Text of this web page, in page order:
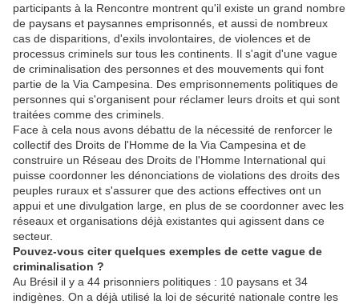
participants à la Rencontre montrent qu'il existe un grand nombre
de paysans et paysannes emprisonnés, et aussi de nombreux
cas de disparitions, d'exils involontaires, de violences et de
processus criminels sur tous les continents. Il s'agit d'une vague
de criminalisation des personnes et des mouvements qui font
partie de la Via Campesina. Des emprisonnements politiques de
personnes qui s'organisent pour réclamer leurs droits et qui sont
traitées comme des criminels.
Face à cela nous avons débattu de la nécessité de renforcer le
collectif des Droits de l'Homme de la Via Campesina et de
construire un Réseau des Droits de l'Homme International qui
puisse coordonner les dénonciations de violations des droits des
peuples ruraux et s'assurer que des actions effectives ont un
appui et une divulgation large, en plus de se coordonner avec les
réseaux et organisations déjà existantes qui agissent dans ce
secteur.
Pouvez-vous citer quelques exemples de cette vague de
criminalisation ?
Au Brésil il y a 44 prisonniers politiques : 10 paysans et 34
indigènes. On a déjà utilisé la loi de sécurité nationale contre les